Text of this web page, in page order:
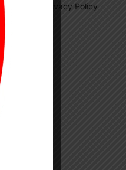
Privacy Policy